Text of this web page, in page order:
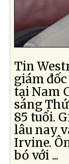
Tin
giám
tại Nam
sáng
85 tuổi.
lâu nay
Irvine.
bó với ...